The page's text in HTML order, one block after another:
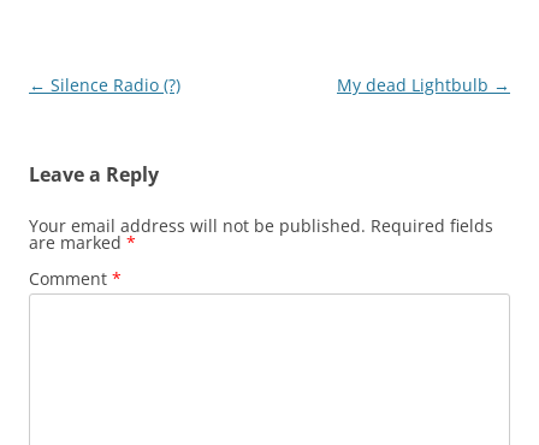
Post
← Silence Radio (?) My dead Lightbulb →
Leave a Reply
Your email address will not be published. Required fields
are marked *
Comment *